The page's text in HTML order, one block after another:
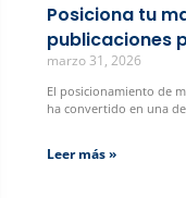
Posiciona tu
publicaciones
marzo 31, 2026
El posicionamiento de
ha convertido en una
Leer más »